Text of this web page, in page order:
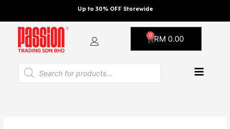
content
Up to 30% OFF Storewide
RM 0.00
0
Cart
Products
search